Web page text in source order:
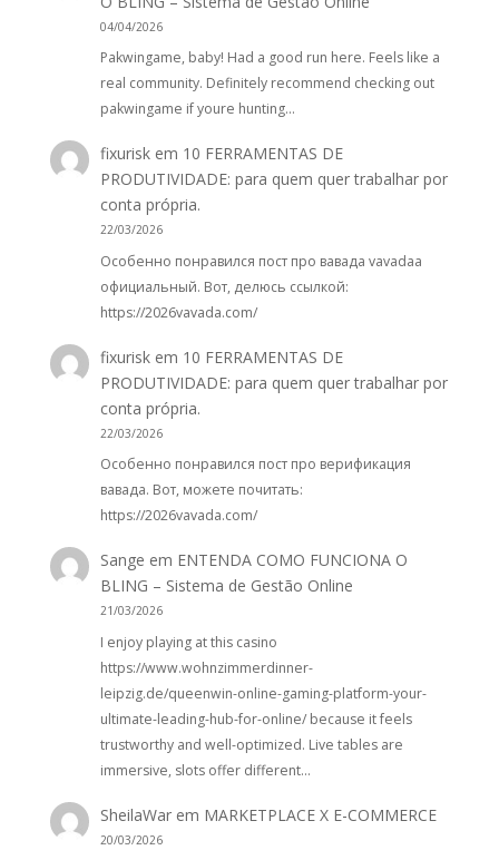
04/04/2026
Pakwingame, baby! Had a good run here. Feels like a
real community. Definitely recommend checking out
pakwingame if youre hunting…
fixurisk em 10 FERRAMENTAS DE
PRODUTIVIDADE: para quem quer trabalhar por
conta própria.
22/03/2026
Особенно понравился пост про вавада vavadaa
официальный. Вот, делюсь ссылкой:
https://2026vavada.com/
fixurisk em 10 FERRAMENTAS DE
PRODUTIVIDADE: para quem quer trabalhar por
conta própria.
22/03/2026
Особенно понравился пост про верификация
вавада. Вот, можете почитать:
https://2026vavada.com/
Sange em ENTENDA COMO FUNCIONA O
BLING – Sistema de Gestão Online
21/03/2026
I enjoy playing at this casino
https://www.wohnzimmerdinner-
leipzig.de/queenwin-online-gaming-platform-your-
ultimate-leading-hub-for-online/ because it feels
trustworthy and well-optimized. Live tables are
immersive, slots offer different…
SheilaWar em MARKETPLACE X E-COMMERCE
20/03/2026